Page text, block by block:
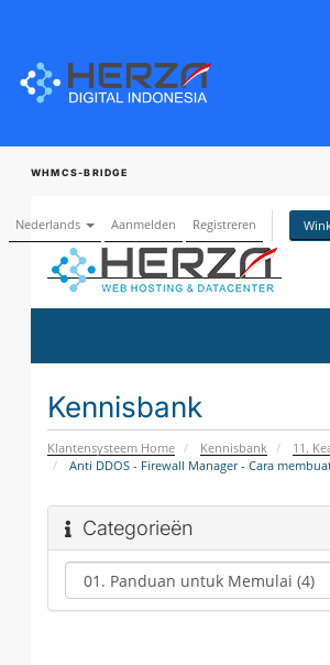
WHMCS-BRIDGE
Nederlands Aanmelden Registreren
Kennisbank
Klantensysteem Home Kennisbank
11.
Anti DDOS - Firewall Manager - Cara
Categorieën